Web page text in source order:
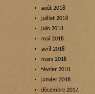
août 2018
juillet 2018
juin 2018
mai 2018
avril 2018
mars 2018
février 2018
janvier 2018
décembre 2017